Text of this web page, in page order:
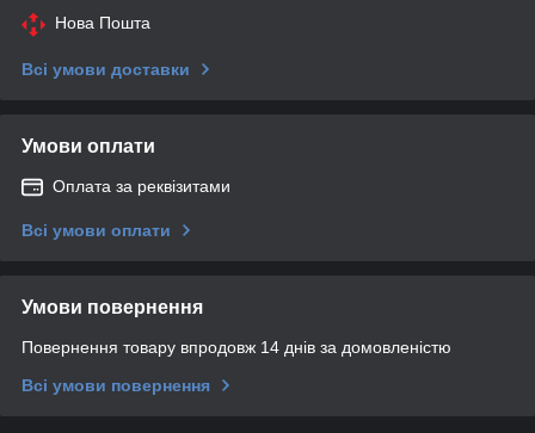
Нова Пошта
Всі умови доставки
Умови оплати
Оплата за реквізитами
Всі умови оплати
Умови повернення
Повернення товару впродовж 14 днів за домовленістю
Всі умови повернення